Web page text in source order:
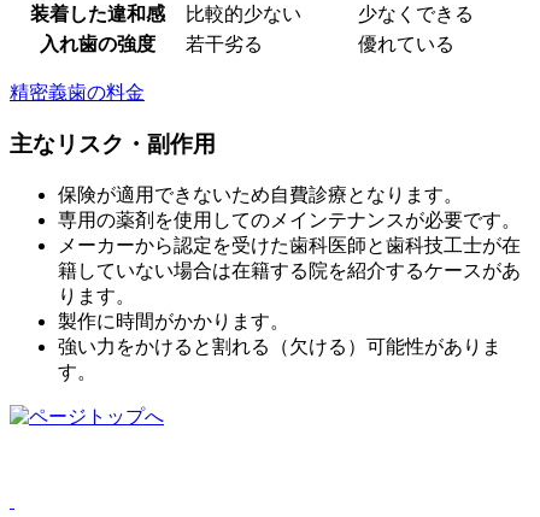
装着した違和感
比較的少ない
少なくできる
入れ歯の強度
若干劣る 優れている
精密義歯の料金
主なリスク・副作用
保険が適用できないため自費診療となります。
専用の薬剤を使用してのメインテナンスが必要です。
メーカーから認定を受けた歯科医師と歯科技工士が在
籍していない場合は在籍する院を紹介するケースがあ
ります。
製作に時間がかかります。
強い力をかけると割れる（欠ける）可能性がありま
す。